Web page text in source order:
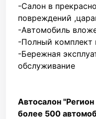
-Салон в
повреждений
-Автомобиль
-Полный комплект
-Бережная
обслуживание
Автосалон
более 500